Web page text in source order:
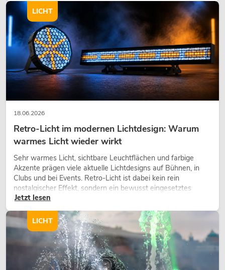
1.649,00
EUROLITE Set 4x AKKU TL-3 QCL
RGB+UV Trusslight + SB-4 Soft-Bag
No. 20000852
Bestand reicht ca. 12 Wo.
549,00 €
18.06.2026
Retro-Licht im modernen Lichtdesign: Warum
warmes Licht wieder wirkt
Sehr warmes Licht, sichtbare Leuchtflächen und farbige
Akzente prägen viele aktuelle Lichtdesigns auf Bühnen, in
Clubs und bei Events. Retro-Licht ist dabei kein rein
nostalgischer Effekt, sondern ein bewusst eingesetztes
Gestaltungsmittel: Es schafft Atmosphäre, gibt Szenen
wirken lassen.
Jetzt lesen
LICHT
LICHT